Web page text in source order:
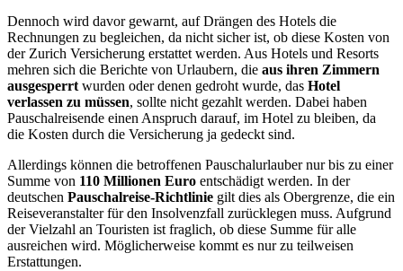
Dennoch wird davor gewarnt, auf Drängen des Hotels die
Rechnungen zu begleichen, da nicht sicher ist, ob diese Kosten von
der Zurich Versicherung erstattet werden. Aus Hotels und Resorts
mehren sich die Berichte von Urlaubern, die aus ihren Zimmern
ausgesperrt wurden oder denen gedroht wurde, das Hotel
verlassen zu müssen, sollte nicht gezahlt werden. Dabei haben
Pauschalreisende einen Anspruch darauf, im Hotel zu bleiben, da
die Kosten durch die Versicherung ja gedeckt sind.
Allerdings können die betroffenen Pauschalurlauber nur bis zu einer
Summe von 110 Millionen Euro entschädigt werden. In der
deutschen Pauschalreise-Richtlinie gilt dies als Obergrenze, die ein
Reiseveranstalter für den Insolvenzfall zurücklegen muss. Aufgrund
der Vielzahl an Touristen ist fraglich, ob diese Summe für alle
ausreichen wird. Möglicherweise kommt es nur zu teilweisen
Erstattungen.